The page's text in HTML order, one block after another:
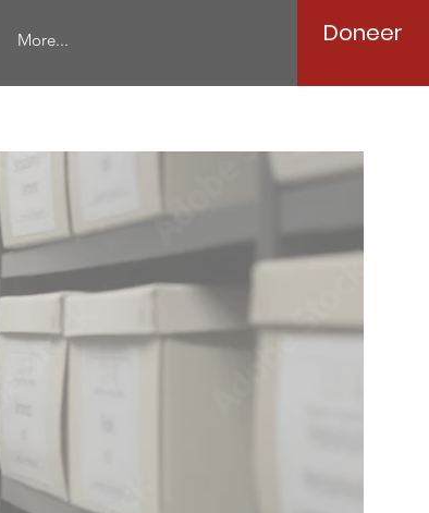
More... Doneer